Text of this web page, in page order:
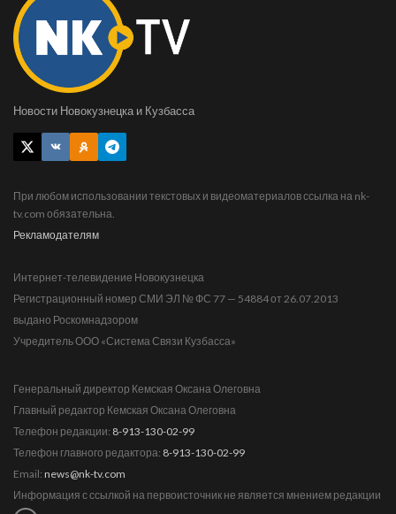
Новости Новокузнецка и Кузбасса
При любом использовании текстовых и видеоматериалов ссылка на nk-
tv.com обязательна.
Рекламодателям
Интернет-телевидение Новокузнецка
Регистрационный номер СМИ ЭЛ № ФС 77 — 54884 от 26.07.2013
выдано Роскомнадзором
Учредитель ООО «Система Связи Кузбасса»
Генеральный директор Кемская Оксана Олеговна
Главный редактор Кемская Оксана Олеговна
Телефон редакции: 8-913-130-02-99
Телефон главного редактора: 8-913-130-02-99
Email: news@nk-tv.com
Информация с ссылкой на первоисточник не является мнением редакции